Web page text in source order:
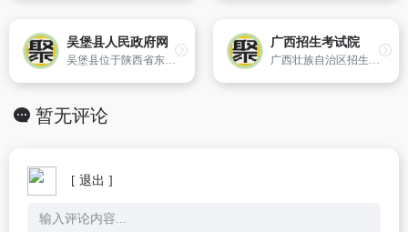
吴堡县人民政府网
吴堡县位于陕西省东北,榆林市东南部。北靠佳县,西接绥德,东临黄河,与山西省临县、柳林相望。南北长30.4千米,东西宽26.8千米,总面积428平方千米,耕地1.27万公顷。吴堡县扼秦晋之交通要冲,自古就是兵家必争的战略要地,是陕北通往华东、华北的桥头堡。吴堡县是陕西省5个蚕桑基地县之一,红枣产量、收入居全
广西招生考试院
广西壮族自治区招生考试院（www.gxeea.cn）。
暂无评论
[ 退出 ]